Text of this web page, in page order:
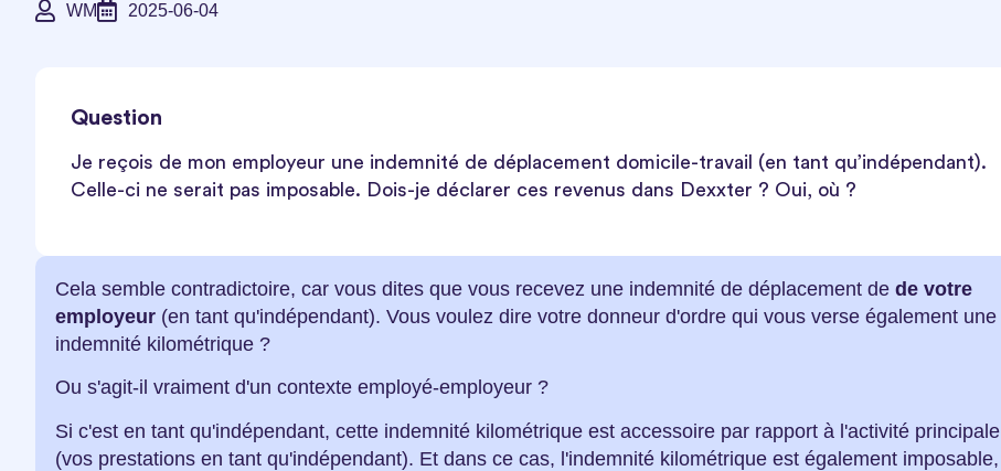
WM 2025-06-04
Question
Je reçois de mon employeur une indemnité de déplacement domicile-travail (en tant qu’indépendant).
Celle-ci ne serait pas imposable. Dois-je déclarer ces revenus dans Dexxter ? Oui, où ?
Cela semble contradictoire, car vous dites que vous recevez une indemnité de déplacement de de votre
employeur (en tant qu'indépendant). Vous voulez dire votre donneur d'ordre qui vous verse également une
indemnité kilométrique ?
Ou s'agit-il vraiment d'un contexte employé-employeur ?
Si c'est en tant qu'indépendant, cette indemnité kilométrique est accessoire par rapport à l'activité principale
(vos prestations en tant qu'indépendant). Et dans ce cas, l'indemnité kilométrique est également imposable,